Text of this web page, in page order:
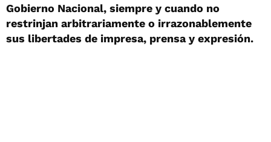
Gobierno Nacional, siempre y cuando no
restrinjan arbitrariamente o irrazonablemente
sus libertades de impresa, prensa y expresión.